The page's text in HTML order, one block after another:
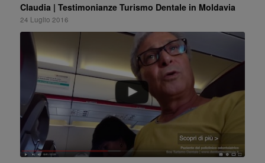
Claudia | Testimonianze Turismo Dentale in Moldavia
24 Luglio 2016